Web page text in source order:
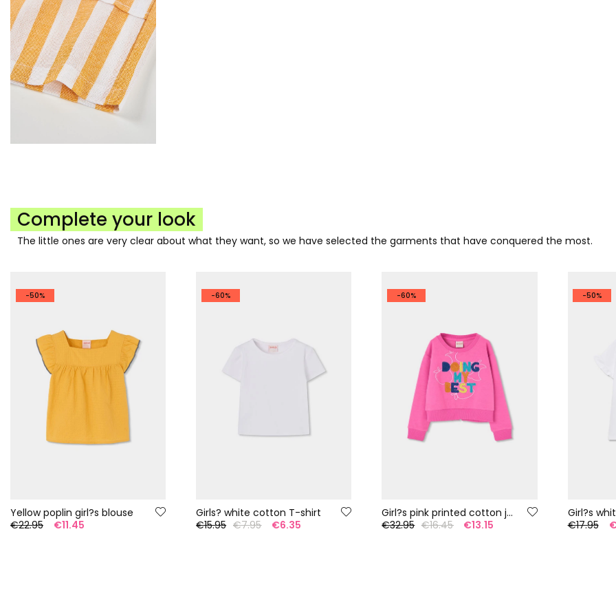
Complete your look
The little ones are very clear about what they want, so we have selected the garments that have conquered the most.
-50%
Yellow poplin girl?s blouse
€22.95
€11.45
-60%
Girls? white cotton T-shirt
€15.95 €7.95 €6.35
-60%
Girl?s pink printed cotton jumper
€32.95 €16.45 €13.15
-50%
€17.95